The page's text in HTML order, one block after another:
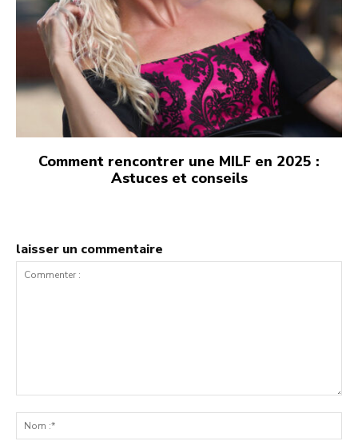
Comment rencontrer une MILF en 2025 :
Astuces et conseils
laisser un commentaire
:*